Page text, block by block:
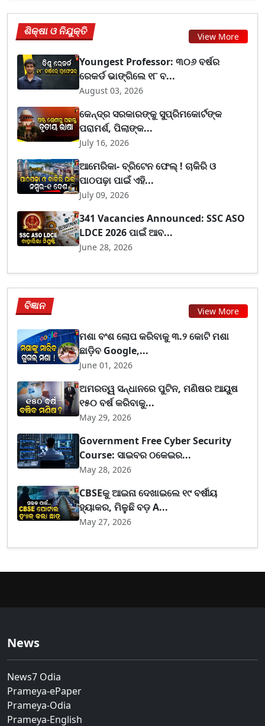
ଶିକ୍ଷା ଓ ନିଯୁକ୍ତି View More
Youngest Professor: ୩୦୬ ବର୍ଷର
ରେକର୍ଡ ଭାଙ୍ଗିଲେ ୧୮ ବ...
August 03, 2026
କେନ୍ଦ୍ର ସରକାରଙ୍କୁ ସୁପ୍ରିମକୋର୍ଟଙ୍କ
ପରାମର୍ଶ, ପିଲାଙ୍କ...
July 16, 2026
ଆମେରିକା- ବ୍ରିଟେନ ଫେଲ୍ ! ଚାକିରି ଓ
ପାଠପଢ଼ା ପାଇଁ ଏହି...
July 09, 2026
341 Vacancies Announced: SSC ASO
LDCE 2026 ପାଇଁ ଆବ...
June 28, 2026
ବିଜ୍ଞାନ View More
ମଶା ବଂଶ ଲୋପ କରିବାକୁ ୩.୨ କୋଟି ମଶା
ଛାଡ଼ିବ Google,...
June 01, 2026
ଅମରତ୍ୱ ସନ୍ଧାନରେ ପୁଟିନ, ମଣିଷର ଆୟୁଷ
୧୫୦ ବର୍ଷ କରିବାକୁ...
May 29, 2026
Government Free Cyber Security
Course: ସାଇବର ଠକେଇର...
May 28, 2026
CBSEକୁ ଆଇନା ଦେଖାଇଲେ ୧୯ ବର୍ଷୀୟ
ହ୍ୟାକର, ମିଳୁଛି ବଡ଼ A...
May 27, 2026
News
News7 Odia
Prameya-ePaper
Prameya-Odia
Prameya-English